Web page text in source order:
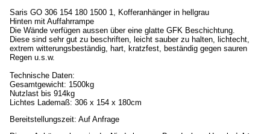
Saris GO 306 154 180 1500 1, Kofferanhänger in hellgrau
Hinten mit Auffahrrampe
Die Wände verfügen aussen über eine glatte GFK Beschichtung.
Diese sind sehr gut zu beschriften, leicht sauber zu halten, lichtecht,
extrem witterungsbeständig, hart, kratzfest, beständig gegen sauren
Regen u.s.w.
Technische Daten:
Gesamtgewicht: 1500kg
Nutzlast bis 914kg
Lichtes Lademaß: 306 x 154 x 180cm
Bereitstellungszeit: Auf Anfrage